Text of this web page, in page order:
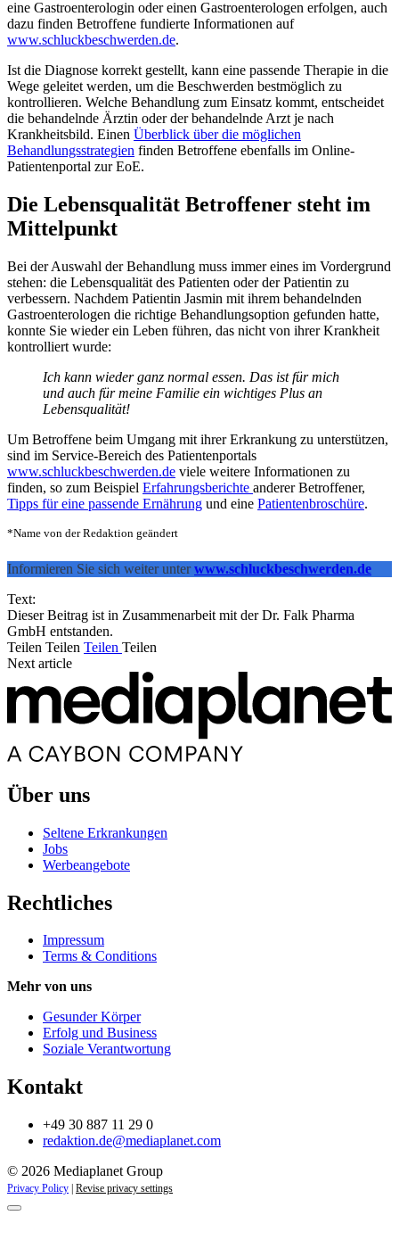
eine Gastroenterologin oder einen Gastroenterologen erfolgen, auch
dazu finden Betroffene fundierte Informationen auf
www.schluckbeschwerden.de.
Ist die Diagnose korrekt gestellt, kann eine passende Therapie in die
Wege geleitet werden, um die Beschwerden bestmöglich zu
kontrollieren. Welche Behandlung zum Einsatz kommt, entscheidet
die behandelnde Ärztin oder der behandelnde Arzt je nach
Krankheitsbild. Einen Überblick über die möglichen
Behandlungsstrategien finden Betroffene ebenfalls im Online-
Patientenportal zur EoE.
Die Lebensqualität Betroffener steht im
Mittelpunkt
Bei der Auswahl der Behandlung muss immer eines im Vordergrund
stehen: die Lebensqualität des Patienten oder der Patientin zu
verbessern. Nachdem Patientin Jasmin mit ihrem behandelnden
Gastroenterologen die richtige Behandlungsoption gefunden hatte,
konnte Sie wieder ein Leben führen, das nicht von ihrer Krankheit
kontrolliert wurde:
Ich kann wieder ganz normal essen. Das ist für mich
und auch für meine Familie ein wichti­ges Plus an
Lebensqualität!
Um Betroffene beim Umgang mit ihrer Erkrankung zu unterstützen,
sind im Service-Bereich des Patientenportals
www.schluckbeschwerden.de viele weitere Informationen zu
finden, so zum Beispiel Erfahrungsberichte anderer Betroffener,
Tipps für eine passende Ernährung und eine Patientenbroschüre.
*Name von der Redaktion geändert
Informieren Sie sich weiter unterwww.schluckbeschwerden.de
Text:
Dieser Beitrag ist in Zusammenarbeit mit der Dr. Falk Pharma
GmbH entstanden.
Teilen Teilen Teilen Teilen
Next article
Über uns
Seltene Erkrankungen
Jobs
Werbeangebote
Rechtliches
Impressum
Terms & Conditions
Mehr von uns
Gesunder Körper
Erfolg und Business
Soziale Verantwortung
Kontakt
+49 30 887 11 29 0
redaktion.de@mediaplanet.com
© 2026 Mediaplanet Group
Privacy Policy Revise privacy settings